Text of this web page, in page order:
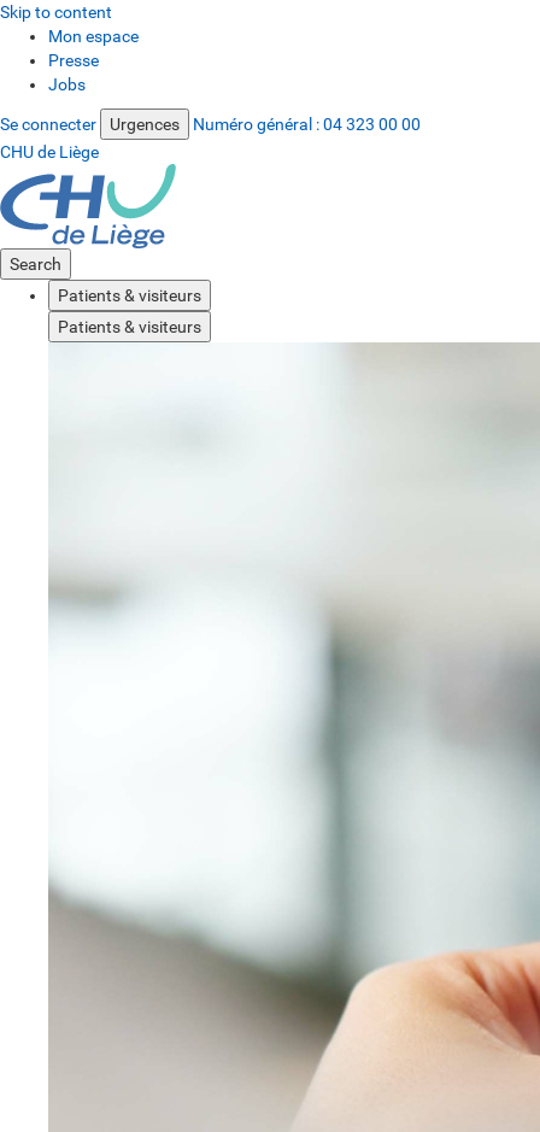
Skip to content
Mon espace
Presse
Jobs
Se connecter Urgences Numéro général :04 323 00 00
CHU de Liège
Search
Patients & visiteurs
Patients & visiteurs